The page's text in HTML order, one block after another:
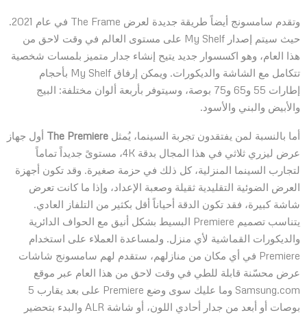
وتقدم سامسونج أيضاً طريقة جديدة لعرض The Frame في عام 2021.
حيث سيتم إصدار My Shelf على مستوى العالم في وقت لاحق من
هذا العام، وهو اكسسوار جديد يتيح إنشاء جدار متميز بلمسات شخصية
تتكامل مع الشاشة والديكورات. ويمكن إرفاق My Shelf بأحجام
إطارات 55 و65 و75 بوصة، وسيتوفر بأربعة ألوان مختلفة: البيج
والأبيض والبني والأسود.
أما بالنسبة لمن يفتقدون تجربة السينما، يُمثل The Premiere أول جهاز
عرض ليزري ثلاثي في ​​هذا المجال بدقة 4K، مستوىً جديداً تماماً
لتجارب السينما المنزلية، كل ذلك في حزمة صغيرة. وقد تكون أجهزة
العرض الضوئية التقليدية ثقيلة وصعبة الإعداد، وإذا ما كانت تعرض
شاشة كبيرة، فقد تكون الدقة أحياناً أقل بكثير من التلفاز العادي.
يتناسب تصميم Premiere البسيط بشكل أنيق مع الحواف الدائرية
والديكورات القماشية لأي منزل. ولمساعدة العملاء على استخدام
Premiere في أي مكان من منازلهم، ستقدم لهم سامسونج شاشات
عرض محسّنة قابلة للطي في وقت لاحق من هذا العام عبر موقع
Samsung.com وما عليك سوى وضع Premiere على بعد يقارب 5
بوصات أو أبعد من جدار أحادي اللون، أو شاشة ALR والبدء بتحضير